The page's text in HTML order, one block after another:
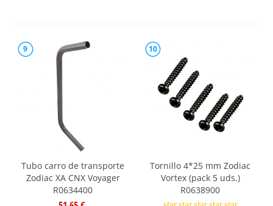
9
Tubo carro de transporte
Zodiac XA CNX Voyager
R0634400
10
Tornillo 4*25 mm Zodiac
Vortex (pack 5 uds.)
R0638900